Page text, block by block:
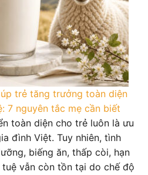
trẻ tăng trưởng toàn diện
7 nguyên tắc mẹ cần biết
toàn diện cho trẻ luôn là ưu
đình Việt. Tuy nhiên, tình
biếng ăn, thấp còi, hạn
vẫn còn tồn tại do chế độ